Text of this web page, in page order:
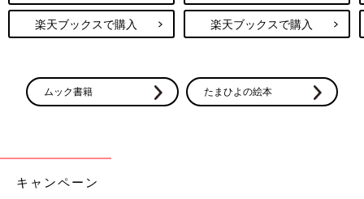
楽天ブックスで購入 楽天ブックスで購入
ムック書籍 たまひよの絵本
キャンペーン